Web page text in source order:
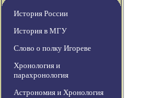
История России
История в МГУ
Слово о полку Игореве
Хронология и
парахронология
Астрономия и Хронология